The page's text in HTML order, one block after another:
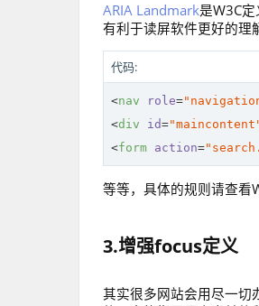
ARIA Landmark是W3C
有利于读屏软件更好的理
代码:
<nav role=
<div id=
<form action=
等等，具体的规则请查看
3.增强focus定义
其实很多网站会用尽一切